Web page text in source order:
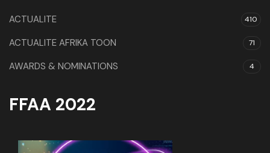
ACTUALITE 410
ACTUALITE AFRIKA TOON 71
AWARDS & NOMINATIONS 4
FFAA 2022